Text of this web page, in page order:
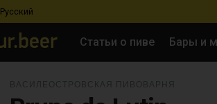
Русский
Статьи о пиве Бары и